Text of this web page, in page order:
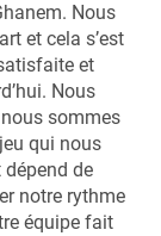
Nous
et cela s’est
et
Nous
nous sommes
qui nous
de
notre rythme
équipe fait